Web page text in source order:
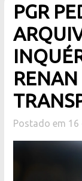
PGR
RENAN
Postado em